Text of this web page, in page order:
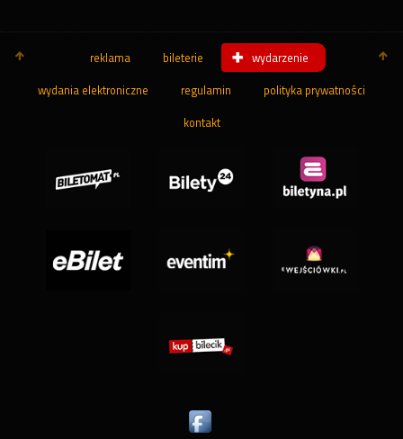
reklama bileterie wydarzenie
wydania elektroniczne regulamin polityka prywatności
kontakt